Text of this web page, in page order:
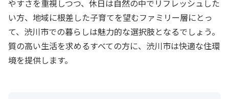
やすさを重視しつつ、休日は自然の中でリフレッシュした
い方、地域に根差した子育てを望むファミリー層にとっ
て、渋川市での暮らしは魅力的な選択肢となるでしょう。
質の高い生活を求めるすべての方に、渋川市は快適な住環
境を提供します。